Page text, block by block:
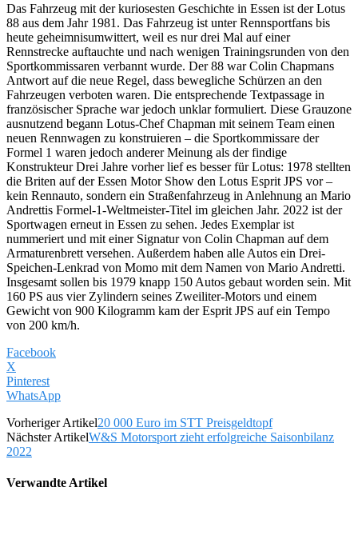
Das Fahrzeug mit der kuriosesten Geschichte in Essen ist der Lotus
88 aus dem Jahr 1981. Das Fahrzeug ist unter Rennsportfans bis
heute geheimnisumwittert, weil es nur drei Mal auf einer
Rennstrecke auftauchte und nach wenigen Trainingsrunden von den
Sportkommissaren verbannt wurde. Der 88 war Colin Chapmans
Antwort auf die neue Regel, dass bewegliche Schürzen an den
Fahrzeugen verboten waren. Die entsprechende Textpassage in
französischer Sprache war jedoch unklar formuliert. Diese Grauzone
ausnutzend begann Lotus-Chef Chapman mit seinem Team einen
neuen Rennwagen zu konstruieren – die Sportkommissare der
Formel 1 waren jedoch anderer Meinung als der findige
Konstrukteur Drei Jahre vorher lief es besser für Lotus: 1978 stellten
die Briten auf der Essen Motor Show den Lotus Esprit JPS vor –
kein Rennauto, sondern ein Straßenfahrzeug in Anlehnung an Mario
Andrettis Formel-1-Weltmeister-Titel im gleichen Jahr. 2022 ist der
Sportwagen erneut in Essen zu sehen. Jedes Exemplar ist
nummeriert und mit einer Signatur von Colin Chapman auf dem
Armaturenbrett versehen. Außerdem haben alle Autos ein Drei-
Speichen-Lenkrad von Momo mit dem Namen von Mario Andretti.
Insgesamt sollen bis 1979 knapp 150 Autos gebaut worden sein. Mit
160 PS aus vier Zylindern seines Zweiliter-Motors und einem
Gewicht von 900 Kilogramm kam der Esprit JPS auf ein Tempo
von 200 km/h.
Facebook
X
Pinterest
WhatsApp
Vorheriger Artikel20 000 Euro im STT Preisgeldtopf
Nächster ArtikelW&S Motorsport zieht erfolgreiche Saisonbilanz
2022
Verwandte Artikel